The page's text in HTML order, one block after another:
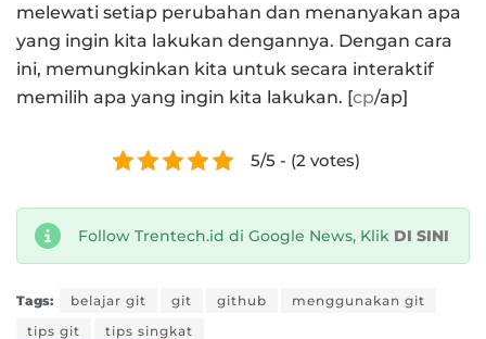
melewati setiap perubahan dan menanyakan apa
yang ingin kita lakukan dengannya. Dengan cara
ini, memungkinkan kita untuk secara interaktif
memilih apa yang ingin kita lakukan. [cp/ap]
5/5 - (2 votes)
Follow Trentech.id di Google News, Klik DI SINI
Tags: belajar git git github
menggunakan git
tips git
tips singkat